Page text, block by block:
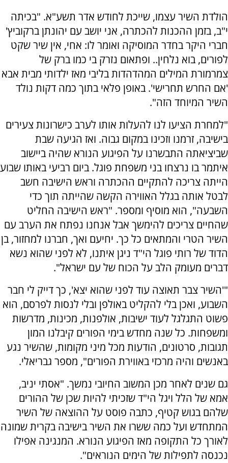
הולדת השיר עצמו, שייכת לחודש אדר תשע"א. "בכיתה
י"ב, בזמן ההכנות להכתרה, אני יושב עם יהונתן ברקוביץ'
חברי היקר בחדר המוסיקה ואומר לו: אחי, אין שיר שקט
לפורים, בוא נלחין.. ופתאום נזרק בי כמו ברק של
צמרמורת המילים המהדהדות בליבי מאז ילדותי מבית אבא
'אם החרש תחרישי'. באופן פלאי בתוך כמה דקות נולד
השיר המיוחד הזה".
"למחרת הציעו לנו להעלות אותו לערב כישרונות צעירים
בישיבה, זרמנו וזכינו במקום גבוה. ואז הגיעה שבת
שביציאתה התבשרנו על הפיגוע הנורא שהיה ביישוב
איתמר בו נרצחו בני משפחת פוגל. ביום רביעי באותו שבוע
הייתה צריכה להתקיים ההכתרה וראש הישיבה חשב
לבטל אותה בגלל האווירה הקשה שהייתה תוך כדי
השבעה", הוא מוסיף ומספר. "ראש הישיבה החליט
שהחיים צריכים להימשך אבל אנחנו נפתח את הערב עם
השיר הטרי והמתאים כל כך. יחיעם ואך, חברנו למחזור, בן
הדוד של רותי פוגל הי"ד ניגן איתנו, לא לפני שהוא נשא
דברים מעומק הלב על הכוח של עם ישראל".
"'השיר צבר תאוצה עוד לפני שהוא יצא', כך דייק לי חבר
השבוע, ואכן בלי להקליט באולפן ובלי לנסות לפרסם, הוא
פשוט התגלגל לעוד ישיבות, אולפנות, מכינות, מדרשות
ומשפחות. כל שנה מחדש בימי הפורים קיבלנו המון
תגובות, סרטונים, הודעות מכל מיני מקומות, שהשיר נגע
באנשים והיה מרכזי באווירת הפורים", מספר גבריאלי.
גם שנים לאחר מכן המשוב החיובי נמשך. "אסתי יניב,
אמא של הלל ויגל הי"ד שזכיתי להיות שכן של ההורים
שלהם בגוש קטיף, כתבה פוסט על ההוצאה של השיר
המתחדש ועל כמה ששרו את השיר בישיבה בקרית שמונה
לאורך כל התקופה מאז הפיגוע הנורא. המנגינה אפילו
נכנסה לתפילות של הימים הנוראים".